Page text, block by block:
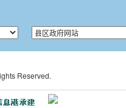
Reserved.